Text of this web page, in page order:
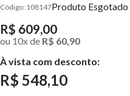
108147Produto Esgotado
R$ 609,00
ou 10xde R$ 60,90
À vista com desconto:
R$ 548,10